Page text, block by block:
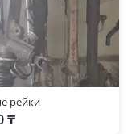
рейки
₸